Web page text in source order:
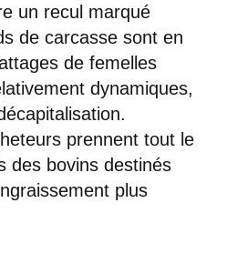
un recul marqué
de carcasse sont en
de femelles
dynamiques,
prennent tout le
des bovins destinés
plus